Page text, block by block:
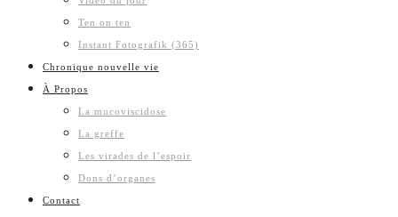
Ten on ten
Instant Fotografik (365)
Chronique nouvelle vie
À Propos
La mucoviscidose
La greffe
Les virades de l’espoir
Dons d’organes
Contact